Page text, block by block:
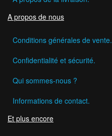
A propos de nous
Conditions générales de vente.
Confidentialité et sécurité.
Qui sommes-nous ?
Informations de contact.
Et plus encore